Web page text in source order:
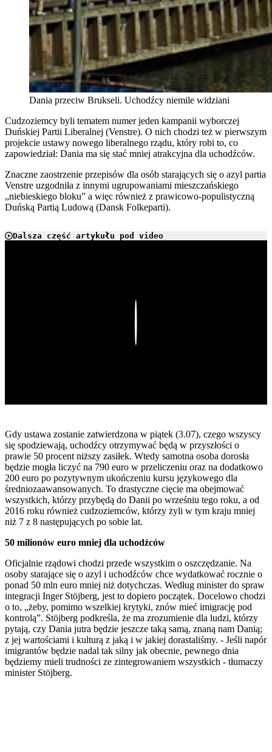
Dania przeciw Brukseli. Uchodźcy niemile widziani
Cudzoziemcy byli tematem numer jeden kampanii wyborczej
Duńskiej Partii Liberalnej (Venstre). O nich chodzi też w pierwszym
projekcie ustawy nowego liberalnego rządu, który robi to, co
zapowiedział: Dania ma się stać mniej atrakcyjna dla uchodźców.
Znaczne zaostrzenie przepisów dla osób starających się o azyl partia
Venstre uzgodniła z innymi ugrupowaniami mieszczańskiego
„niebieskiego bloku” a więc również z prawicowo-populistyczną
Duńską Partią Ludową (Dansk Folkeparti).
Dalsza część artykułu pod video
Gdy ustawa zostanie zatwierdzona w piątek (3.07), czego wszyscy
się spodziewają, uchodźcy otrzymywać będą w przyszłości o
prawie 50 procent niższy zasiłek. Wtedy samotna osoba dorosła
będzie mogła liczyć na 790 euro w przeliczeniu oraz na dodatkowo
200 euro po pozytywnym ukończeniu kursu językowego dla
średniozaawansowanych. To drastyczne cięcie ma obejmować
wszystkich, którzy przybędą do Danii po wrześniu tego roku, a od
2016 roku również cudzoziemców, którzy żyli w tym kraju mniej
niż 7 z 8 następujących po sobie lat.
50 milionów euro mniej dla uchodźców
Oficjalnie rządowi chodzi przede wszystkim o oszczędzanie. Na
osoby starające się o azyl i uchodźców chce wydatkować rocznie o
ponad 50 mln euro mniej niż dotychczas. Według minister do spraw
integracji Inger Stöjberg, jest to dopiero początek. Docelowo chodzi
o to, „żeby, pomimo wszelkiej krytyki, znów mieć imigrację pod
kontrolą”. Stöjberg podkreśla, że ma zrozumienie dla ludzi, którzy
pytają, czy Dania jutra będzie jeszcze taką samą, znaną nam Danią;
z jej wartościami i kulturą z jaką i w jakiej dorastaliśmy. - Jeśli napór
imigrantów będzie nadal tak silny jak obecnie, pewnego dnia
będziemy mieli trudności ze zintegrowaniem wszystkich - tłumaczy
minister Stöjberg.